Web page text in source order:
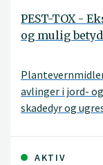
PEST-TOX -
og mulig
avlinger i jord-
skadedyr og
helse, og de
AKTIV